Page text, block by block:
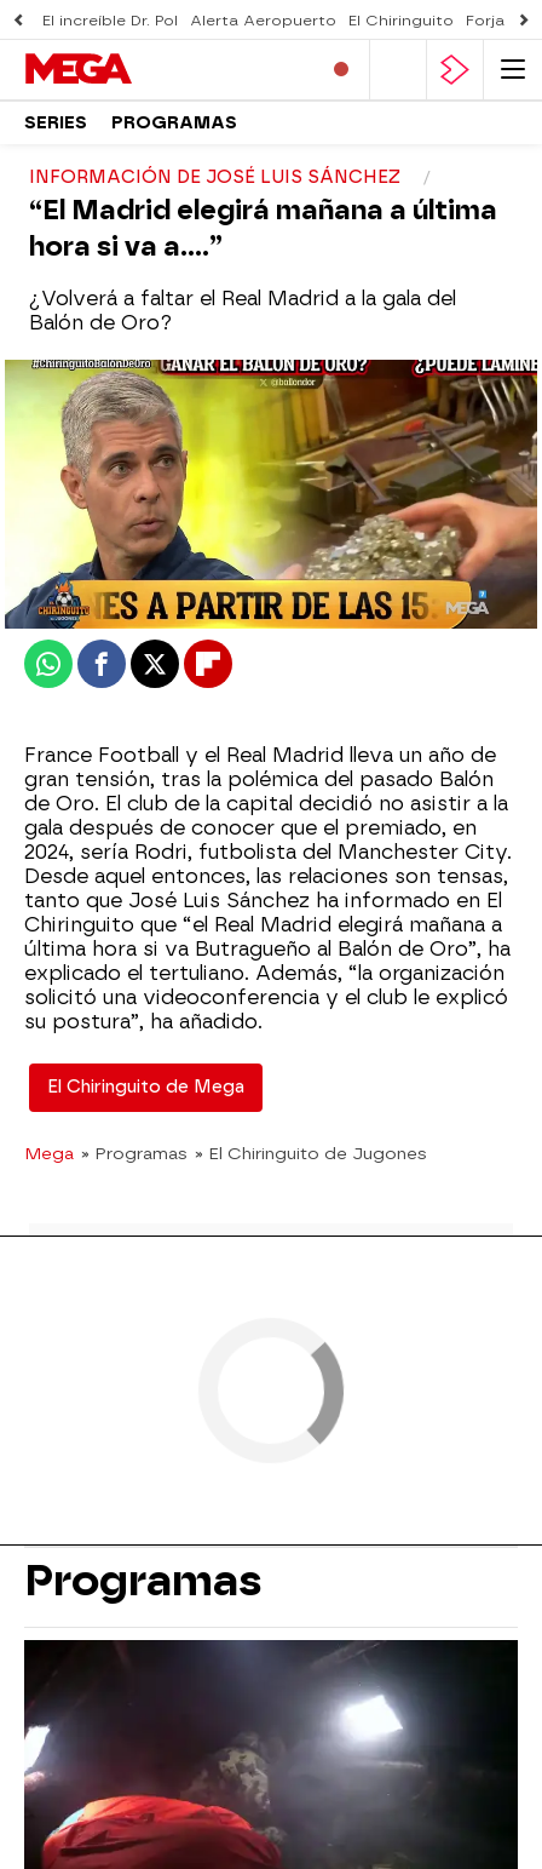
El increíble Dr. Pol Alerta Aeropuerto El Chiringuito Forjado
SERIES PROGRAMAS
INFORMACIÓN DE JOSÉ LUIS SÁNCHEZ
“El Madrid elegirá mañana a última
hora si va a….”
¿Volverá a faltar el Real Madrid a la gala del
Balón de Oro?
El Chiringuito
Publicado:22 de septiembre de 2025, 01:47
WhatsappFacebook
X Flipboard
France Football y el Real Madrid lleva un año de
gran tensión, tras la polémica del pasado Balón
de Oro. El club de la capital decidió no asistir a la
gala después de conocer que el premiado, en
2024, sería Rodri, futbolista del Manchester City.
Desde aquel entonces, las relaciones son tensas,
tanto que José Luis Sánchez ha informado en El
Chiringuito que “el Real Madrid elegirá mañana a
última hora si va Butragueño al Balón de Oro”, ha
explicado el tertuliano. Además, “la organización
solicitó una videoconferencia y el club le explicó
su postura”, ha añadido.
El Chiringuito de Mega
Mega » Programas » El Chiringuito de Jugones
Programas